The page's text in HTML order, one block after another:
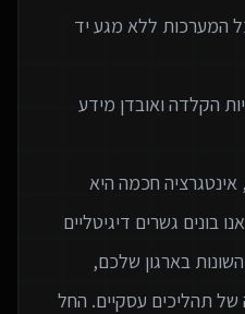
המערכות ללא מגע יד
הקלדה ואובדן מידע
אינטגרציה חכמה היא
בונים גשרים דיגיטליים
בארגון שלכם,
תהליכים עסקיים. החל